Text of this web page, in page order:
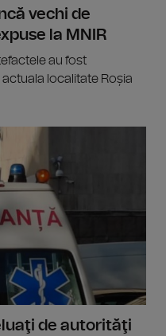
vechi de
la MNIR
au fost
localitate Roșia
de autorităţi